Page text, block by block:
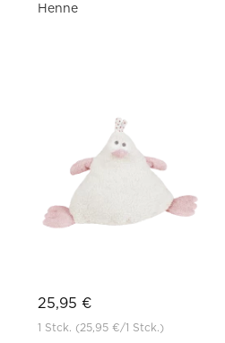
Henne
25,95 €
1 Stck. (25,95 €/1 Stck.)